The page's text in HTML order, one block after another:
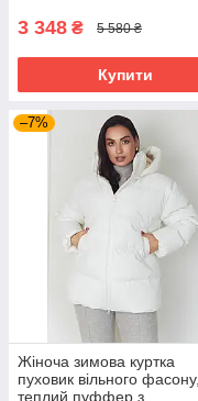
3 348 ₴ 5 580 ₴
Купити
–7%
Жіноча зимова куртка
пуховик вільного фасону,
теплий пуффер з